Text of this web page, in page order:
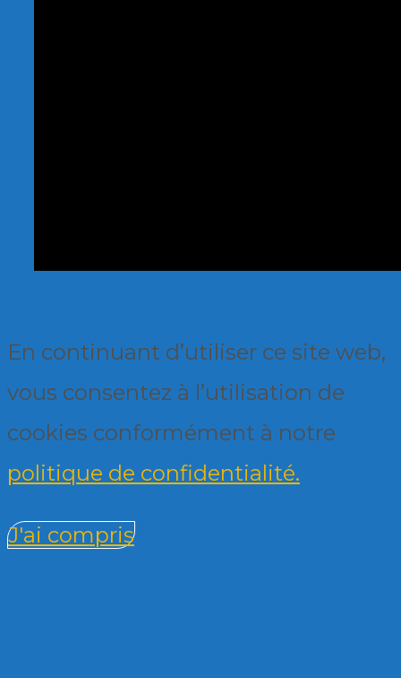
En continuant d’utiliser ce site web,
vous consentez à l’utilisation de
cookies conformément à notre
politique de confidentialité.
J'ai compris